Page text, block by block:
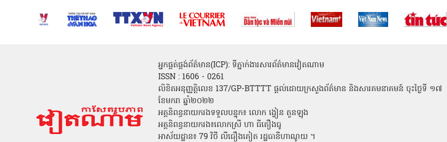
អ្នកផ្គត់ផ្គង់ព័ត៌មាន(ICP): ទីភ្នាក់ងារសារព័ត៌មានវៀតណាម
ISSN : 1606 - 0261
លិខិតអនុញ្ញត្តិលេខ 137/GP-BTTTT ផ្តល់ដោយក្រសួងព័ត៌មាន និងសារគមនាគមន៍ ចុះថ្ងៃទី ១៧
ខែមករា ឆ្នាំ២០២២
អគ្គនិពន្ធនាយករងទទួលបន្ទុក៖ លោក ង្វៀន តួនឡុង
អគ្គនិពន្ធនាយករង៖លោកស្រី ហា ធីតឿងធូ
អាស័យដ្ឋាន៖ 79 វិថី លីធឿងគៀត រដ្ឋធានីហាណូយ ។